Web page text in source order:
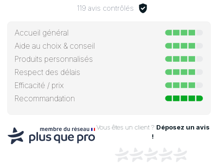
119 avis contrôlés
Accueil général
Aide au choix & conseil
Produits personnalisés
Respect des délais
Efficacité / prix
Recommandation
Vous êtes un client ? Déposez un avis
!